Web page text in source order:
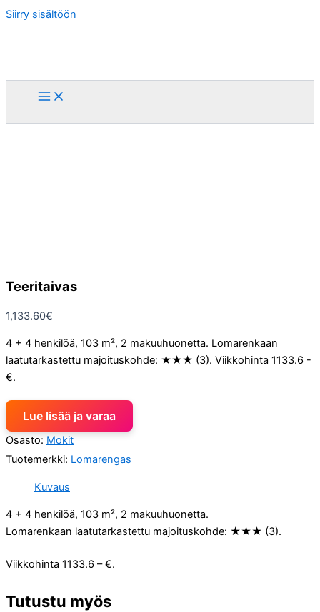
Siirry sisältöön
Teeritaivas
1,133.60€
4 + 4 henkilöä, 103 m², 2 makuuhuonetta. Lomarenkaan
laatutarkastettu majoituskohde: ★★★ (3). Viikkohinta 1133.6 -
€.
Lue lisää ja varaa
Osasto: Mokit
Tuotemerkki: Lomarengas
Kuvaus
4 + 4 henkilöä, 103 m², 2 makuuhuonetta.
Lomarenkaan laatutarkastettu majoituskohde: ★★★ (3).
Viikkohinta 1133.6 – €.
Tutustu myös